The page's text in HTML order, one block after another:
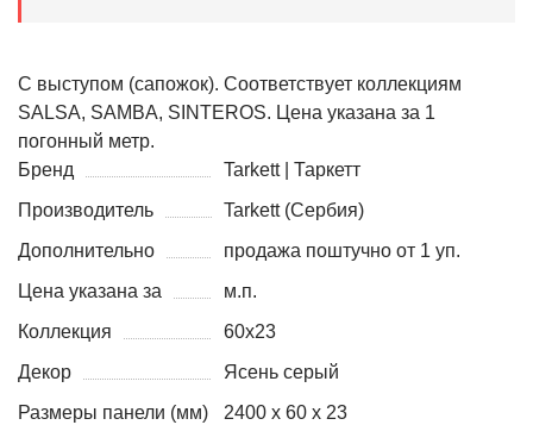
С выступом (сапожок). Соответствует коллекциям
SALSA, SAMBA, SINTEROS. Цена указана за 1
погонный метр.
Бренд
Tarkett | Таркетт
Производитель
Tarkett (Сербия)
Дополнительно
продажа поштучно от 1 уп.
Цена указана за
м.п.
Коллекция
60x23
Декор
Ясень серый
Размеры панели (мм)
2400 х 60 х 23